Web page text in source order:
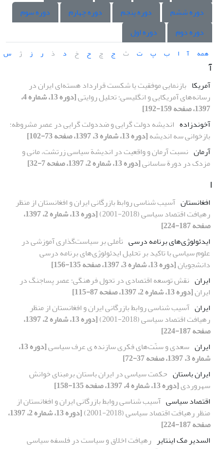
دوره ششم
دوره پنجم دوره چهارم
دوره سوم
دوره دوم
دوره اول
همه آ ا ب پ ت ث ج چ ح خ د ذ ر ز ژ س
آ
آمریکا بازنمایی موفقیت یا شکست قرارداد هسته‌ای ایران در
رسانه‌های آمریکایی و انگلیسی؛ تحلیل روایتی
[دوره 13، شماره 4،
1397، صفحه 159-192]
آخوندزاده اندیشه دولت گرایی و ضددولت گرایی در عصر مشروطه؛
بازخوانی سه اندیشه[دوره 13، شماره 3، 1397، صفحه 73-102]
آرمان نسبت آرمان و واقعیت در اندیشة سیاسی زرتشت، مانی و
مزدک در دورة ساسانی[دوره 13، شماره 2، 1397، صفحه 7-32]
ا
افغانستان آسیب شناسی روابط بازرگانی ایران و افغانستان از منظر
رهیافت اقتصاد سیاسی (2018-2001)
[دوره 13، شماره 2، 1397،
صفحه 187-224]
ایدئولوژی‌های برنامه درسی تأملی بر سیاست‌گذاری آموزشی در
علوم سیاسی با تاکید بر تحلیل ایدئولوژی‌های برنامه درسی
دانشجویان[دوره 13، شماره 3، 1397، صفحه 135-156]
ایران نقش توسعه اقتصادی در تحول فرهنگی؛ عصر پساجنگ در
ایران[دوره 13، شماره 2، 1397، صفحه 87-115]
ایران آسیب شناسی روابط بازرگانی ایران و افغانستان از منظر
رهیافت اقتصاد سیاسی (2018-2001)
[دوره 13، شماره 2، 1397،
صفحه 187-224]
ایران سعدی و سنّت‌های فکری سازنده ی عرف سیاسی
[دوره 13،
شماره 3، 1397، صفحه 37-72]
ایران باستان حکمت سیاسی در ایران باستان برمبنای خوانش
سهروردی[دوره 13، شماره 4، 1397، صفحه 135-158]
اقتصاد سیاسی آسیب شناسی روابط بازرگانی ایران و افغانستان از
منظر رهیافت اقتصاد سیاسی (2018-2001)
[دوره 13، شماره 2، 1397،
صفحه 187-224]
السدیر مک اینتایر رهیافت اخلاق و سیاست در فلسفه سیاسی